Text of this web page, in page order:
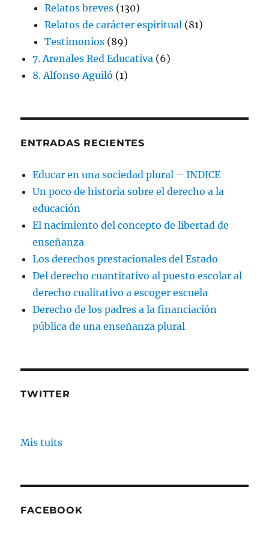
Relatos breves (130)
Relatos de carácter espiritual (81)
Testimonios (89)
7. Arenales Red Educativa (6)
8. Alfonso Aguiló (1)
ENTRADAS RECIENTES
Educar en una sociedad plural – INDICE
Un poco de historia sobre el derecho a la
educación
El nacimiento del concepto de libertad de
enseñanza
Los derechos prestacionales del Estado
Del derecho cuantitativo al puesto escolar al
derecho cualitativo a escoger escuela
Derecho de los padres a la financiación
pública de una enseñanza plural
TWITTER
Mis tuits
FACEBOOK